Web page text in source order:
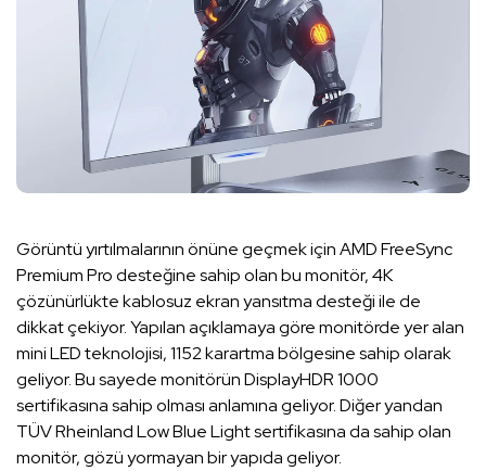
Görüntü yırtılmalarının önüne geçmek için AMD FreeSync
Premium Pro desteğine sahip olan bu monitör, 4K
çözünürlükte kablosuz ekran yansıtma desteği ile de
dikkat çekiyor. Yapılan açıklamaya göre monitörde yer alan
mini LED teknolojisi, 1152 karartma bölgesine sahip olarak
geliyor. Bu sayede monitörün DisplayHDR 1000
sertifikasına sahip olması anlamına geliyor. Diğer yandan
TÜV Rheinland Low Blue Light sertifikasına da sahip olan
monitör, gözü yormayan bir yapıda geliyor.